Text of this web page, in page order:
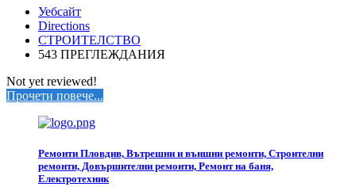
Уебсайт
Directions
СТРОИТЕЛСТВО
543 ПРЕГЛЕЖДАНИЯ
Not yet reviewed!
Прочети повече...
Ремонти Пловдив, Вътрешни и външни ремонти, Строителни
ремонти, Довършителни ремонти, Ремонт на баня,
Електротехник